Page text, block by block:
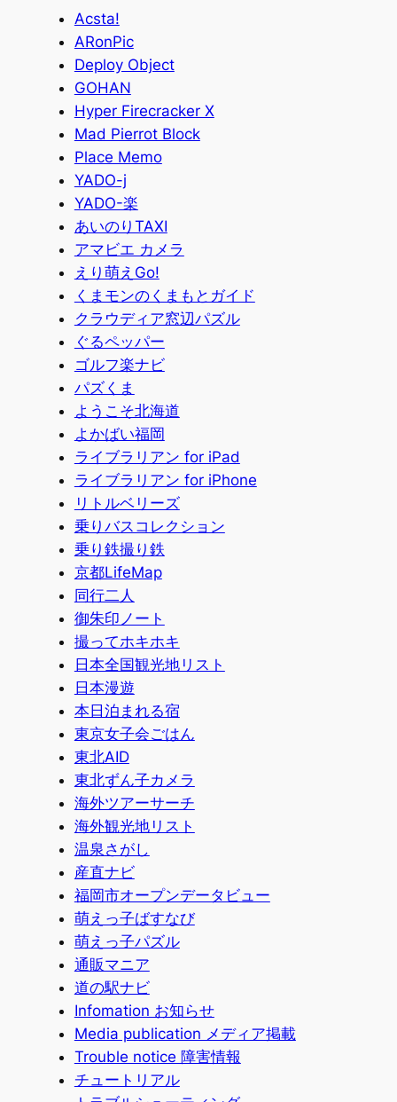
Acsta!
ARonPic
Deploy Object
GOHAN
Hyper Firecracker X
Mad Pierrot Block
Place Memo
YADO-j
YADO-楽
あいのりTAXI
アマビエ カメラ
えり萌えGo!
くまモンのくまもとガイド
クラウディア窓辺パズル
ぐるペッパー
ゴルフ楽ナビ
パズくま
ようこそ北海道
よかばい福岡
ライブラリアン for iPad
ライブラリアン for iPhone
リトルベリーズ
乗りバスコレクション
乗り鉄撮り鉄
京都LifeMap
同行二人
御朱印ノート
撮ってホキホキ
日本全国観光地リスト
日本漫遊
本日泊まれる宿
東京女子会ごはん
東北AID
東北ずん子カメラ
海外ツアーサーチ
海外観光地リスト
温泉さがし
産直ナビ
福岡市オープンデータビュー
萌えっ子ばすなび
萌えっ子パズル
通販マニア
道の駅ナビ
Infomation お知らせ
Media publication メディア掲載
Trouble notice 障害情報
チュートリアル